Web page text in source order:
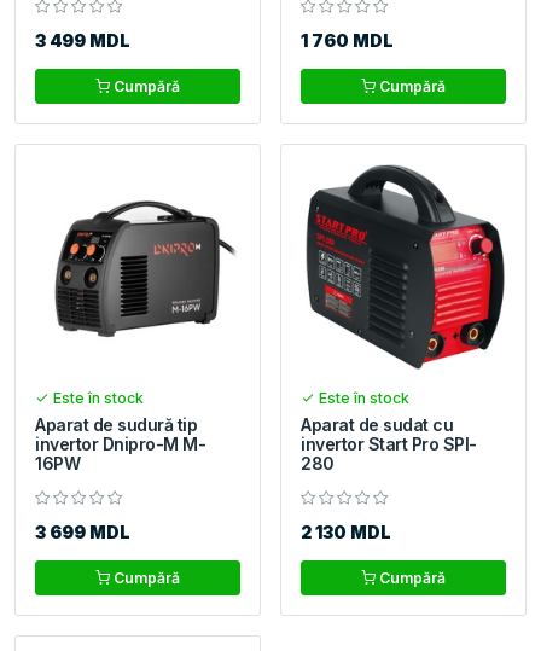
3 499 MDL
Cumpără
1 760 MDL
Cumpără
Este în stock
Aparat de sudură tip
invertor Dnipro-M M-
16PW
3 699 MDL
Cumpără
Este în stock
Aparat de sudat cu
invertor Start Pro SPI-
280
2 130 MDL
Cumpără